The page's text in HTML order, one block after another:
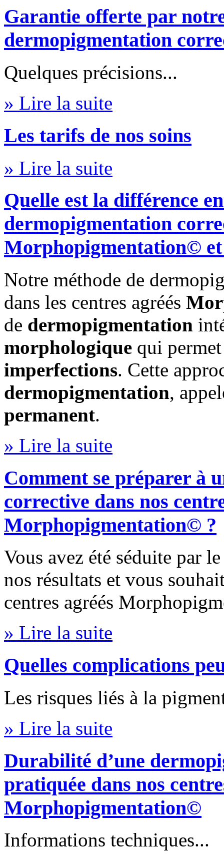
Garantie offerte par
dermopigmentation
Quelques précisions...
» Lire la suite
Les tarifs de nos soins
» Lire la suite
Quelle est la différence
dermopigmentation
Morphopigmentation©
Notre méthode de
dans les centres agréés
de dermopigmentation
morphologique qui
imperfections. Cette
dermopigmentation,
permanent.
» Lire la suite
Comment se préparer à
corrective dans nos
Morphopigmentation© ?
Vous avez été séduite par
nos résultats et vous
centres agréés
» Lire la suite
Quelles complications
Les risques liés à la
» Lire la suite
Durabilité d’une
pratiquée dans nos
Morphopigmentation©
Informations techniques...